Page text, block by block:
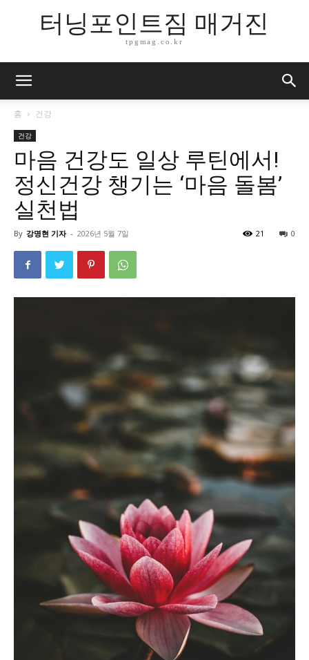
터닝포인트짐 매거진
tpgmag.co.kr
홈 건강
건강
마음 건강도 일상 루틴에서!
정신건강 챙기는 ‘마음 돌봄’
실천법
By 강명현 기자 - 2026년 5월 7일 0
21